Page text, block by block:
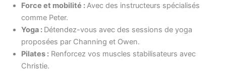
Force et mobilité :Avec des instructeurs spécialisés
comme Peter.
Yoga : Détendez-vous avec des sessions de yoga
proposées par Channing et Owen.
Pilates : Renforcez vos muscles stabilisateurs avec
Christie.